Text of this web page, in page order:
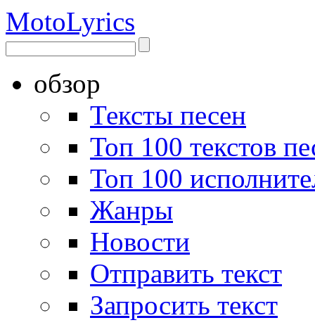
MotoLyrics
обзор
Тексты песен
Топ 100 текстов
Топ 100
Жанры
Новости
Отправить текст
Запросить текст